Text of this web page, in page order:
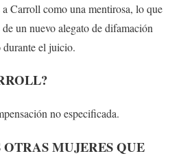
Carroll como una mentirosa, lo que
un nuevo alegato de difamación
durante el juicio.
no especificada.
MUJERES QUE